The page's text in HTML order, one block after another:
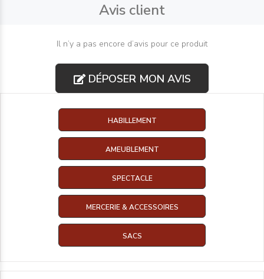
Avis client
Il n’y a pas encore d’avis pour ce produit
DÉPOSER MON AVIS
HABILLEMENT
AMEUBLEMENT
SPECTACLE
MERCERIE & ACCESSOIRES
SACS